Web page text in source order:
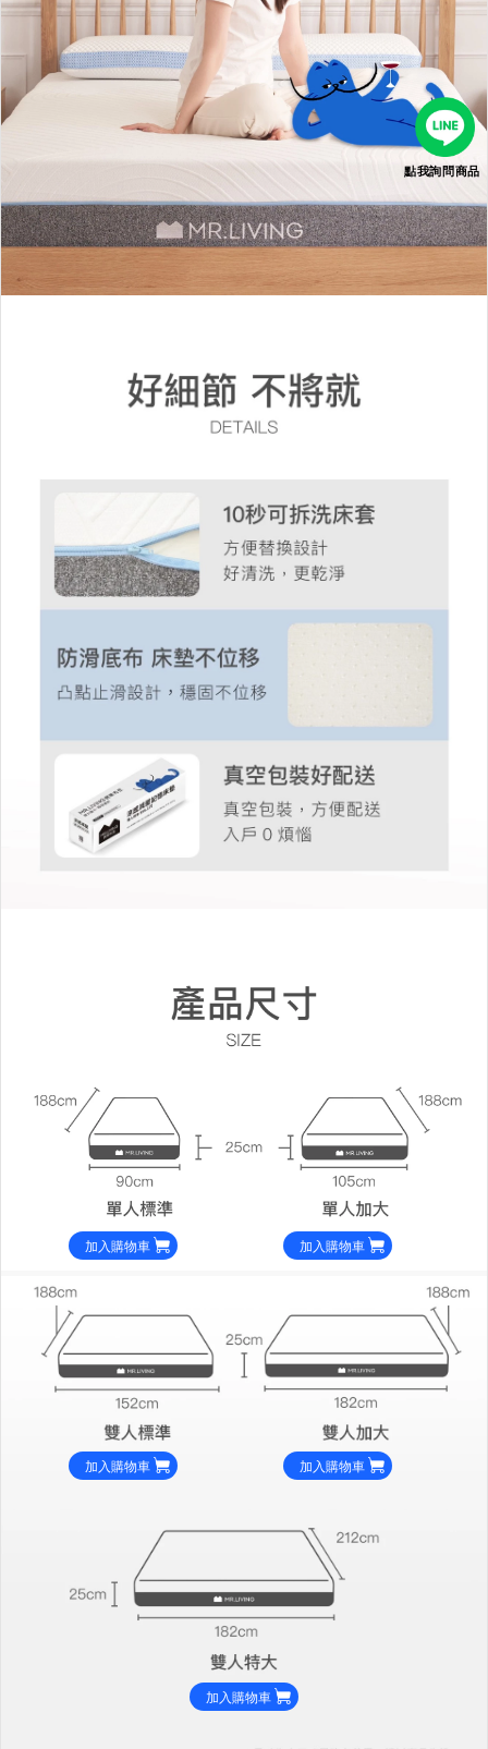
加入購物車 加入購物車
加入購物車 加入購物車
加入購物車
點我詢問商品